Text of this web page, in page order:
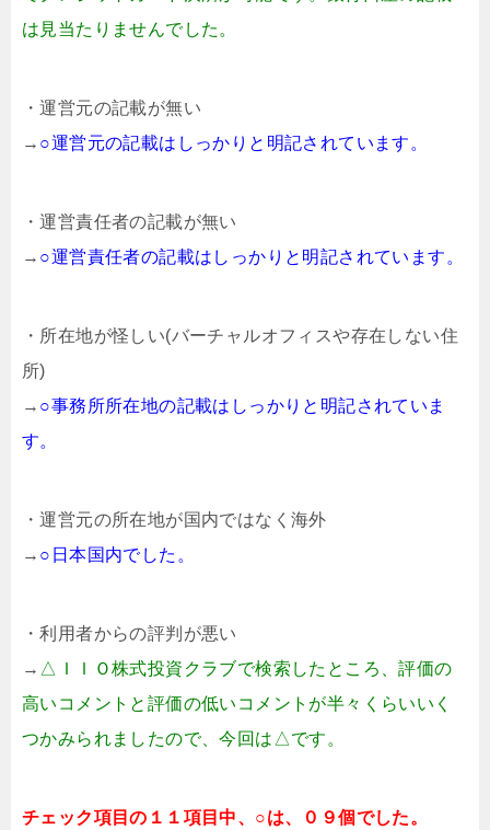
は見当たりませんでした。
・運営元の記載が無い
→ ○運営元の記載はしっかりと明記されています。
・運営責任者の記載が無い
→ ○運営責任者の記載はしっかりと明記されています。
・所在地が怪しい(バーチャルオフィスや存在しない住
所)
→ ○事務所所在地の記載はしっかりと明記されていま
す。
・運営元の所在地が国内ではなく海外
→ ○日本国内でした。
・利用者からの評判が悪い
→ △ＩＩＯ株式投資クラブで検索したところ、評価の
高いコメントと評価の低いコメントが半々くらいいく
つかみられましたので、今回は△です。
チェック項目の１１項目中、○は、０９個でした。